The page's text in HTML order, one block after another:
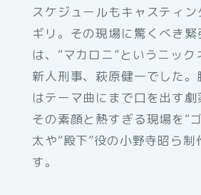
スケジュールもキャスティン
ギリ。その現場に驚くべき緊
は、“マカロニ”というニッ
新人刑事、萩原健一でした
はテーマ曲にまで口を出す劇
その素顔と熱すぎる現場を“
太や“殿下”役の小野寺昭ら制
す。